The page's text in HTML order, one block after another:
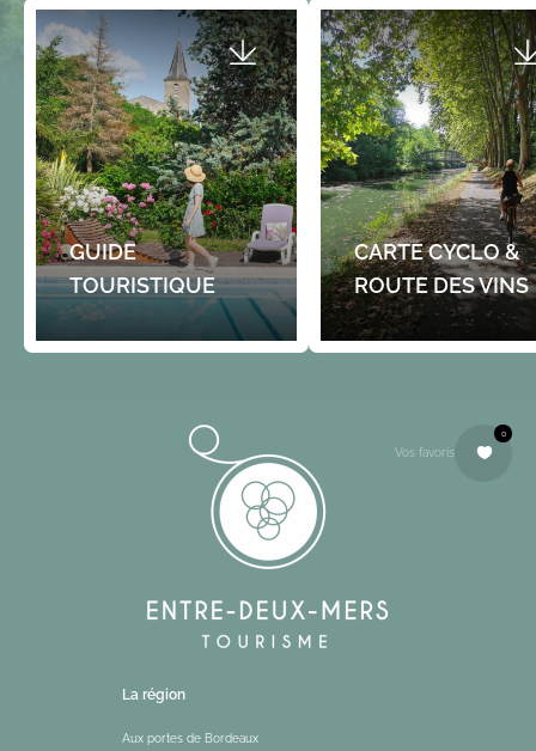
GUIDE
TOURISTIQUE
CARTE CYCLO &
ROUTE DES VINS
Vos favoris
0
La région
Aux portes de Bordeaux